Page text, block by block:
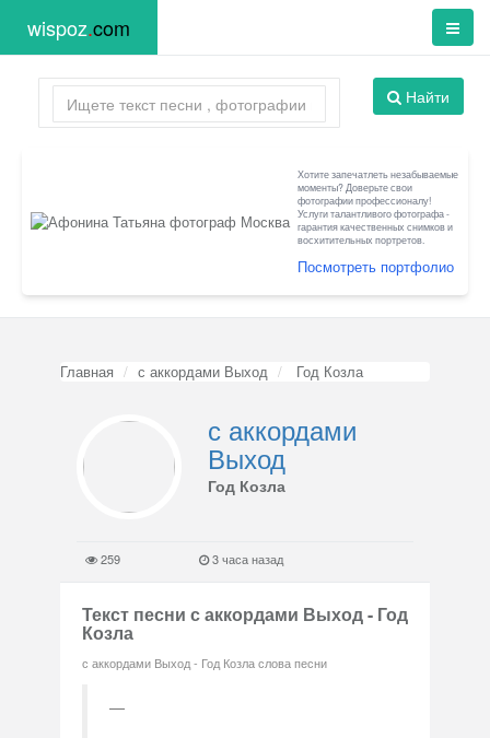
wispoz.com
Найти
Хотите запечатлеть незабываемые
моменты? Доверьте свои
фотографии профессионалу!
Услуги талантливого фотографа -
гарантия качественных снимков и
восхитительных портретов.
Посмотреть портфолио
Главная с аккордами Выход Год Козла
с аккордами
Выход
Год Козла
259 3 часа назад
Текст песни с аккордами Выход - Год
Козла
с аккордами Выход - Год Козла слова песни